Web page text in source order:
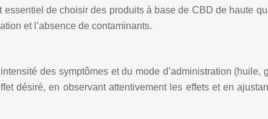
de choisir des produits à base de CBD de haute
et l’absence de contaminants.
des symptômes et du mode d’administration
désiré, en observant attentivement les effets et en